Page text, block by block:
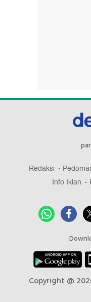
Redaksi
Info Iklan
Copyright @